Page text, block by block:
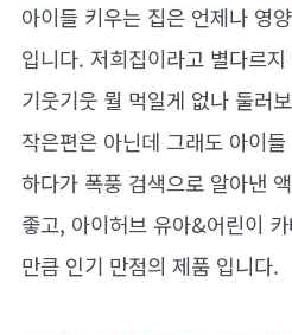
아이들 키우는 집은 언제나 영
입니다. 저희집이라고 별다르
기웃기웃 뭘 먹일게 없나 둘러
작은편은 아닌데 그래도 아이
하다가 폭풍 검색으로 알아낸
좋고, 아이허브 유아&어린이
만큼 인기 만점의 제품 입니다.